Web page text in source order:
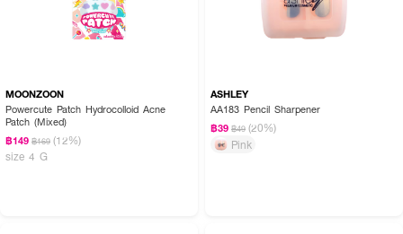
MOONZOON
Powercute Patch Hydrocolloid Acne
Patch (Mixed)
฿149 ฿169 (12%)
size 4 G
ASHLEY
AA183 Pencil Sharpener
฿39 ฿49 (20%)
Pink